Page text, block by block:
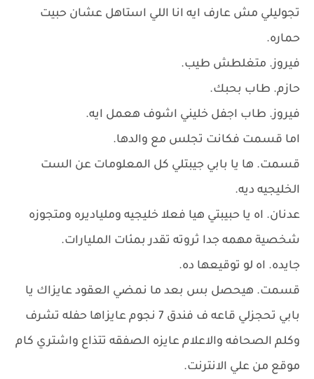
تجوليلي مش عارف ايه انا اللي استاهل عشان حبيت
حماره.
فيروز. متغلطش طيب.
حازم. طاب بحبك.
فيروز. طاب اجفل خليني اشوف هعمل ايه.
اما قسمت فكانت تجلس مع والدها.
قسمت. ها يا بابي جيبتلي كل المعلومات عن الست
الخليجيه ديه.
عدنان. اه يا حبيبتي هيا فعلا خليجيه وملياديره ومتجوزه
شخصية مهمه جدا ثروته تقدر بمئات المليارات.
جايده. اه لو توقيعها ده.
قسمت. هيحصل بس بعد ما نمضي العقود عايزاك يا
بابي تحجزلي قاعه ف فندق 7 نجوم عايزاها حفله تشرف
وكلم الصحافه والاعلام عايزه الصفقه تتذاع واشتري كام
موقع من علي الانترنت.